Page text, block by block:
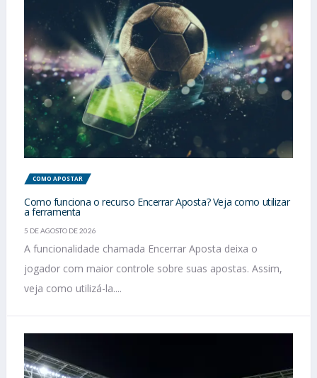
COMO APOSTAR
Como funciona o recurso Encerrar Aposta? Veja como utilizar
a ferramenta
5 DE AGOSTO DE 2026
A funcionalidade chamada Encerrar Aposta deixa o
jogador com maior controle sobre suas apostas. Assim,
veja como utilizá-la....